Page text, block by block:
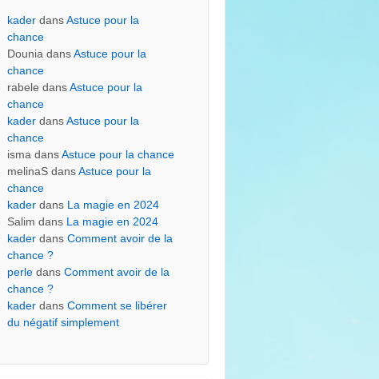
kader dansAstuce pour la
chance
Dounia dansAstuce pour la
chance
rabele dansAstuce pour la
chance
kader dansAstuce pour la
chance
isma dansAstuce pour la chance
melinaS dansAstuce pour la
chance
kader dans La magie en 2024
Salim dans La magie en 2024
kader dansComment avoir de la
chance ?
perle dansComment avoir de la
chance ?
kader dansComment se libérer
du négatif simplement